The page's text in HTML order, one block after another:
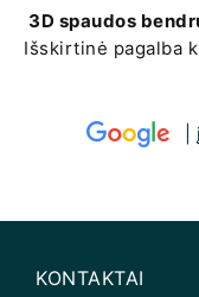
3D spaudos
Išskirtinė pagalba
KONTAKTAI